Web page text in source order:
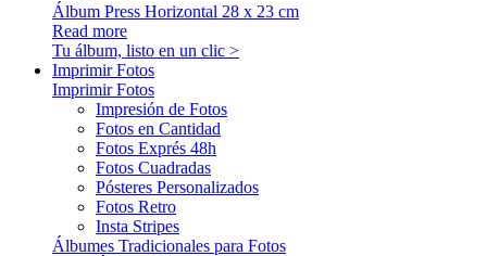
Álbum Press Horizontal 28 x 23 cm
Read more
Tu álbum, listo en un clic >
Imprimir Fotos
Imprimir Fotos
Impresión de Fotos
Fotos en Cantidad
Fotos Exprés 48h
Fotos Cuadradas
Pósteres Personalizados
Fotos Retro
Insta Stripes
Álbumes Tradicionales para Fotos